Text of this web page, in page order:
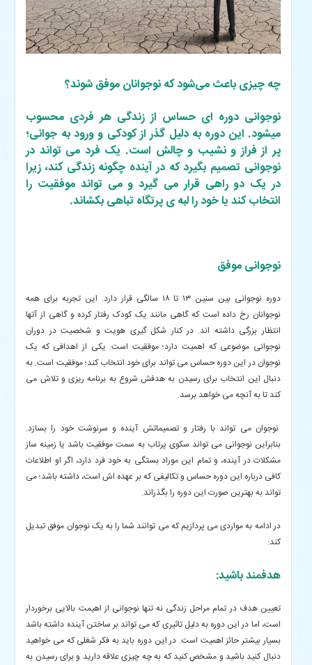
چه چیزی باعث می‌شود که نوجوانان موفق شوند؟
نوجوانی دوره ای حساس از زندگی هر فردی محسوب
میشود. این دوره به دلیل گذر از کودکی و ورود به جوانی؛
پر از فراز و نشیب و چالش است. یک فرد می تواند در
نوجوانی تصمیم بگیرد که در آینده چگونه زندگی کند، زیرا
در یک دو راهی قرار می گیرد و می تواند موفقیت را
انتخاب کند یا خود را لبه ی پرتگاه تباهی بکشاند.
نوجوانی موفق
دوره نوجوانی بین سنین ۱۳ تا ۱۸ سالگی قرار دارد. این تجربه برای همه
نوجوانان رخ داده است که گاهی مانند یک کودک رفتار کرده و گاهی از آتها
انتظار بزرگی داشته اند. در کنار شکل گیری هویت و شخصیت در دوران
نوجوانی موضوعی که اهمیت دارد؛ موفقیت است. یکی از اهدافی که یک
نوجوان در این دوره حساس می تواند برای خود انتخاب کند؛ موفقیت است. به
دنبال این انتخاب برای رسیدن به هدفش شروع به برنامه ریزی و تلاش می
کند تا به آنچه می خواهد برسد.
نوجوان می تواند با رفتار و تصمیماتش آینده و سرنوشت خود را بسازد.
بنابراین نوجوانی می تواند سکوی پرتاب به سمت موفقیت باشد یا زمینه ساز
مشکلات در آینده، و تمام این موراد بستگی به خود فرد دارد، اگر او اطلاعات
کافی درباره این دوره حساس و تکالیفی که بر عهده اش است، داشته باشد؛ می
تواند به بهترین صورت این دوره را بگذراند.
در ادامه به مواردی می پردازیم که می توانند شما را به یک نوجوان موفق تبدیل
کند:
هدفمند باشید:
تعیین هدف در تمام مراحل زندگی نه تنها نوجوانی از اهیمت بالایی برخوردار
است، اما در این دوره به دلیل تاثیری که می تواند بر ساختن آینده داشته باشد
بسیار بیشتر حائز اهمیت است. در این دوره باید به فکر شغلی که می خواهید
دنبال کنید باشید و مشخص کنید که به چه چیزی علاقه دارید و برای رسیدن به